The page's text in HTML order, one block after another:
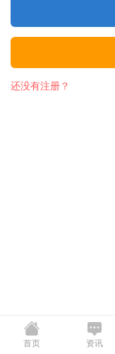
还没有注册？
首页 资讯